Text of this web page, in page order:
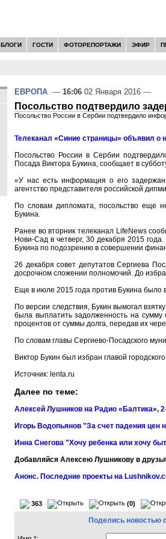
БЛОГИ ГОСТИ ФОТОРЕПОРТАЖИ ЭФИР
ЕВРОПА — 16:06 02 Января 2016 —
Посольство подтвердило
Посольство России в Сербии подтвердило
Телеканал «Синие страницы» объявил о
Посольство России в Сербии
Посада Виктора Букина, сообщает в
«У нас есть информация о его
агентство представителя российской
По словам дипломата, посольство еще
Букина.
Ранее во вторник телеканал LifeNews
Нови-Сад в четверг, 30 декабря 2015
Букина по подозрению в совершении
26 декабря совет депутатов Сергиева
досрочном сложении полномочий. До
Еще в июле 2015 года против Букина было
По версии следствия, Букин вымогал
была выплатить задолженность на
процентов от суммы долга, передав их
По словам главы Сергиево-Посадского
Виктор Букин был избран главой
Источник: lenta.ru
Далее по теме:
Алексей Лушников на Радио «Балтика»,
Игорь Водопьянов "За счет падения
Инна Снегова "Хочу ребенка или хочу
Добавляйся Алексею Лушникову в
Анонс. Последние проекты на
363 (0)
Поделись новостью